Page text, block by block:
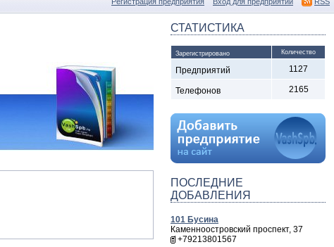
СТАТИСТИКА
Зарегистрировано Количество
Предприятий 1127
Телефонов 2165
ПОСЛЕДНИЕ
ДОБАВЛЕНИЯ
101 Бусина
Каменноостровский проспект, 37
+79213801567